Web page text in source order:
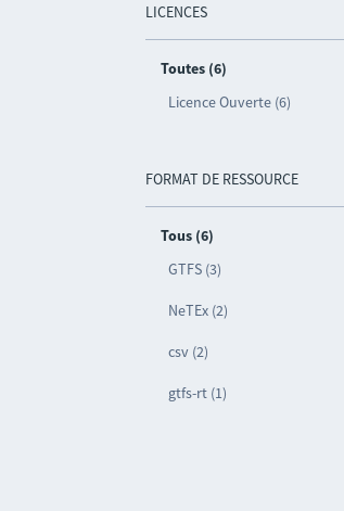
LICENCES
Toutes (6)
Licence Ouverte (6)
FORMAT DE RESSOURCE
Tous (6)
GTFS (3)
NeTEx (2)
csv (2)
gtfs-rt (1)